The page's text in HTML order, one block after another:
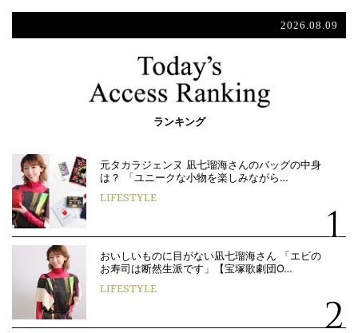
2026.08.09
ランキング
元タカラジェンヌ 凪七瑠海さんのバッグの中身
は？ 「ユニークな小物を楽しみながら…
LIFESTYLE
おいしいものに目がない凪七瑠海さん 「エビの
お寿司は断然生派です」【宝塚歌劇団O…
LIFESTYLE